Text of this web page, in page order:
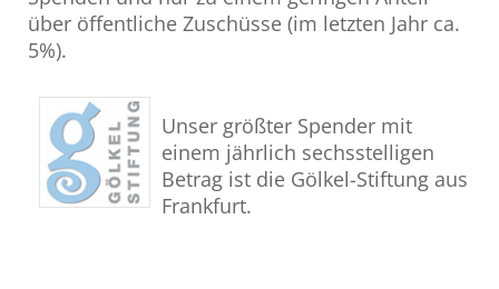
über öffentliche Zuschüsse (im letzten Jahr ca.
5%).
Unser größter Spender mit
einem jährlich sechsstelligen
Betrag ist die Gölkel-Stiftung aus
Frankfurt.